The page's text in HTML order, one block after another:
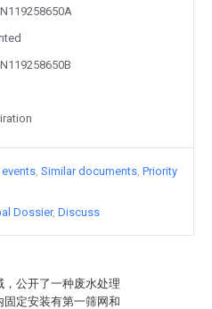
公开了一种废水处理
定安装有第一筛网和
Similar documents Priority
Dossier Discuss